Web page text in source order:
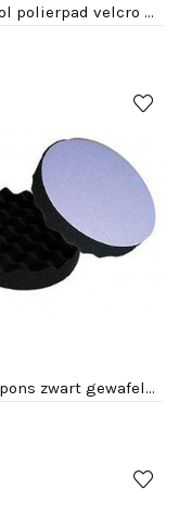
Lamswol polierpad velcro wit SF 135 mm
Polierspons zwart gewafeld 150 mm